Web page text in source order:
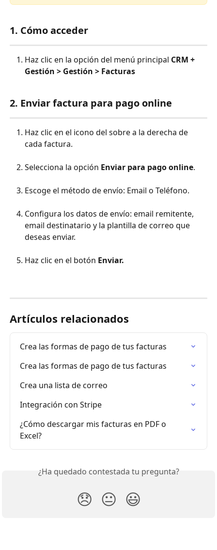
1. Cómo acceder
Haz clic en la opción del menú principal CRM +
Gestión > Gestión > Facturas
2. Enviar factura para pago online
Haz clic en el icono del sobre a la derecha de
cada factura.
Selecciona la opción Enviar para pago online.
Escoge el método de envío: Email o Teléfono.
Configura los datos de envío: email remitente,
email destinatario y la plantilla de correo que
deseas enviar.
Haz clic en el botón Enviar.
Artículos relacionados
Crea las formas de pago de tus facturas
Crea las formas de pago de tus facturas
Crea una lista de correo
Integración con Stripe
¿Cómo descargar mis facturas en PDF o
Excel?
¿Ha quedado contestada tu pregunta?
😞 😐 😃